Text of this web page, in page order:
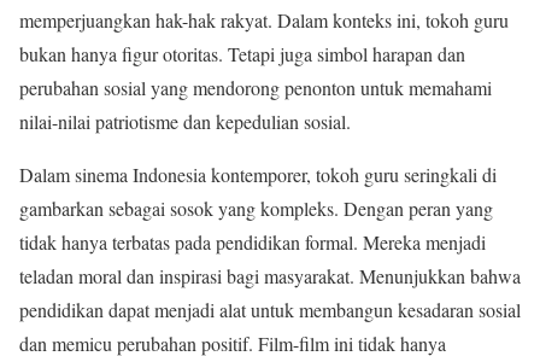
memperjuangkan hak-hak rakyat. Dalam konteks ini, tokoh guru
bukan hanya figur otoritas. Tetapi juga simbol harapan dan
perubahan sosial yang mendorong penonton untuk memahami
nilai-nilai patriotisme dan kepedulian sosial.
Dalam sinema Indonesia kontemporer, tokoh guru seringkali di
gambarkan sebagai sosok yang kompleks. Dengan peran yang
tidak hanya terbatas pada pendidikan formal. Mereka menjadi
teladan moral dan inspirasi bagi masyarakat. Menunjukkan bahwa
pendidikan dapat menjadi alat untuk membangun kesadaran sosial
dan memicu perubahan positif. Film-film ini tidak hanya